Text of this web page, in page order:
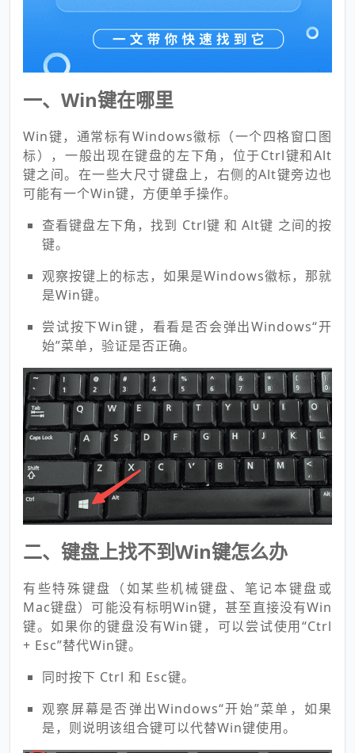
一、Win键在哪里
Win键，通常标有Windows徽标（一个四格窗口图
标），一般出现在键盘的左下角，位于Ctrl键和Alt
键之间。在一些大尺寸键盘上，右侧的Alt键旁边也
可能有一个Win键，方便单手操作。
查看键盘左下角，找到 Ctrl键 和 Alt键 之间的按
键。
观察按键上的标志，如果是Windows徽标，那就
是Win键。
尝试按下Win键，看看是否会弹出Windows“开
始”菜单，验证是否正确。
二、键盘上找不到Win键怎么办
有些特殊键盘（如某些机械键盘、笔记本键盘或
Mac键盘）可能没有标明Win键，甚至直接没有Win
键。如果你的键盘没有Win键，可以尝试使用“Ctrl
+ Esc”替代Win键。
同时按下 Ctrl 和 Esc键。
观察屏幕是否弹出Windows“开始”菜单，如果
是，则说明该组合键可以代替Win键使用。